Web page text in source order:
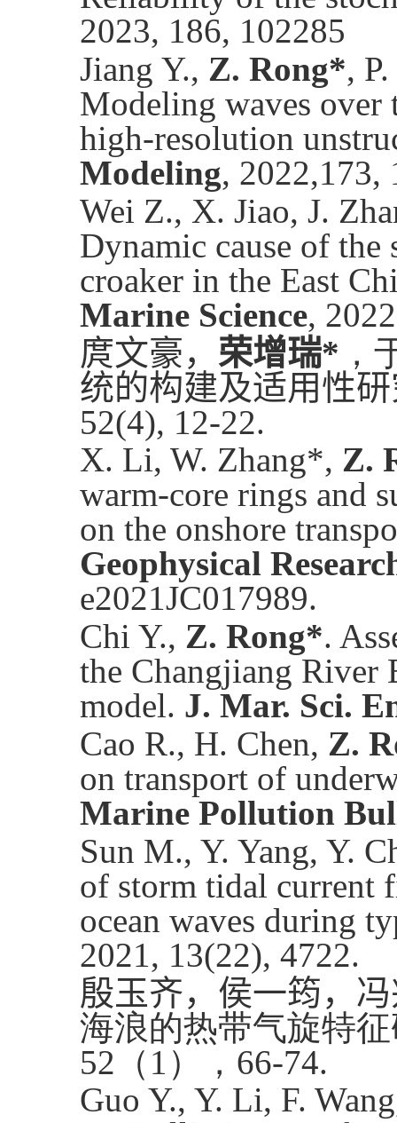
2023, 186, 102285
Jiang Y., Z. Rong*,
Modeling waves over
high-resolution
Modeling, 2022,173,
Wei Z., X. Jiao, J.
Dynamic cause of
croaker in the East
Marine Science,
庹文豪， 荣增瑞* ，
统的构建及适用性
52(4), 12-22.
X. Li, W. Zhang*, Z.
warm-core rings and
on the onshore
Geophysical
e2021JC017989.
Chi Y., Z. Rong*.
the Changjiang River
model. J. Mar. Sci.
Cao R., H. Chen, Z.
on transport of
Marine Pollution
Sun M., Y. Yang, Y.
of storm tidal current
ocean waves during
2021, 13(22), 4722.
殷玉齐，侯一筠，
海浪的热带气旋特
52 （ 1 ）， 66-74.
Guo Y., Y. Li, F.